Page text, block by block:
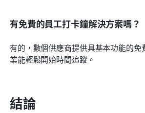
有免費的員工打卡鐘解決方案嗎？
有的，數個供應商提供具基本功能的
業能輕鬆開始時間追蹤。
結論